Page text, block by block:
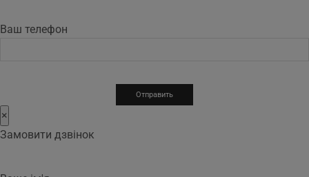
Ваш телефон
×
Замовити дзвінок